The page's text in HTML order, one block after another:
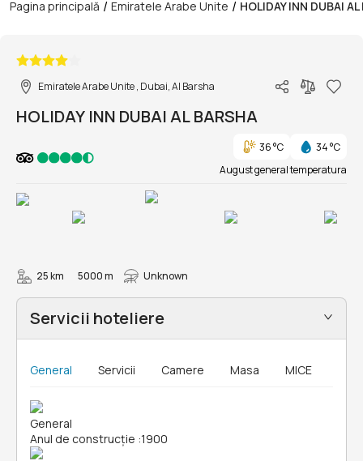
Pagina principală / Emiratele Arabe Unite / HOLIDAY INN DUBAI AL
Emiratele Arabe Unite , Dubai, Al Barsha
HOLIDAY INN DUBAI AL BARSHA
36 °C
34 °C
August general temperatura
25 km 5000 m Unknown
Servicii hoteliere
General Servicii Camere Masa MICE
General
Anul de construcție :1900